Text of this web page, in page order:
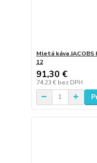
Mletá káva JACOBS
12
91,30 €
74,23 € bez DPH